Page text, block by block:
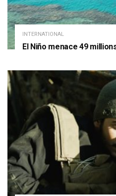
INTERNATIONAL
El Niño menace 49